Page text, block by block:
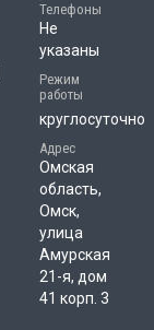
Телефоны
Не
указаны
Режим
работы
круглосуточно
Адрес
Омская
область,
Омск,
улица
Амурская
21-я, дом
41 корп. 3